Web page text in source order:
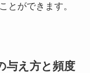
とができます。
与え方と頻度